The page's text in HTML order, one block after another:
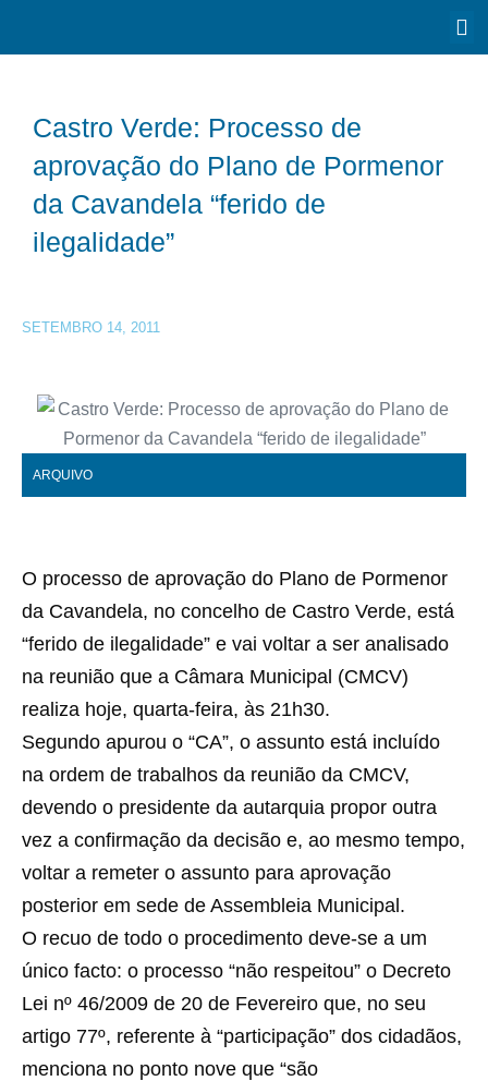
Castro Verde: Processo de
aprovação do Plano de Pormenor
da Cavandela “ferido de
ilegalidade”
SETEMBRO 14, 2011
ARQUIVO
O processo de aprovação do Plano de Pormenor
da Cavandela, no concelho de Castro Verde, está
“ferido de ilegalidade” e vai voltar a ser analisado
na reunião que a Câmara Municipal (CMCV)
realiza hoje, quarta-feira, às 21h30.
Segundo apurou o “CA”, o assunto está incluído
na ordem de trabalhos da reunião da CMCV,
devendo o presidente da autarquia propor outra
vez a confirmação da decisão e, ao mesmo tempo,
voltar a remeter o assunto para aprovação
posterior em sede de Assembleia Municipal.
O recuo de todo o procedimento deve-se a um
único facto: o processo “não respeitou” o Decreto
Lei nº 46/2009 de 20 de Fevereiro que, no seu
artigo 77º, referente à “participação” dos cidadãos,
menciona no ponto nove que “são